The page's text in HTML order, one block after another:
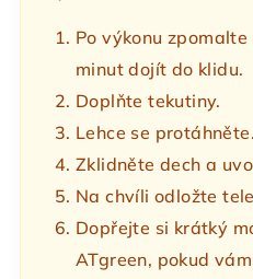
Po výkonu
minut dojít do klidu.
Doplňte tekutiny.
Lehce se protáhněte.
Zklidněte dech a
Na chvíli odložte
Dopřejte si krátký
ATgreen, pokud